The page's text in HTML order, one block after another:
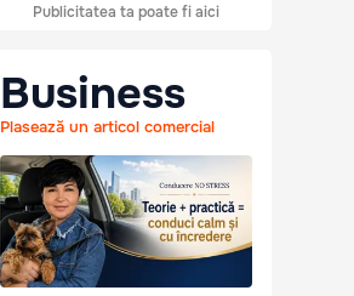
Publicitatea ta poate fi aici
Business
Plasează un articol comercial